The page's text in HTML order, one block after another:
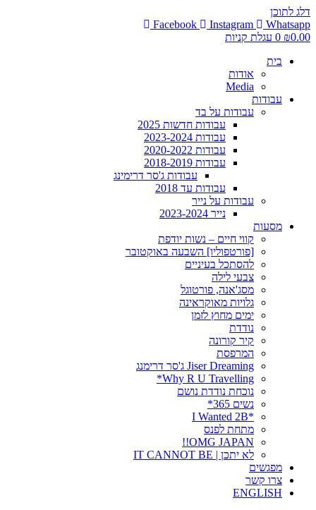
דלג לתוכן
Facebook
Instagram
Whatsapp
₪0.00
0 עגלת קניות
בית
אודות
Media
עבודות
עבודות על בד
עבודות חדשות 2025
עבודות 2023-2024
עבודות 2020-2022
עבודות 2018-2019
עבודות ג'סר דרימינג
עבודות עד 2018
עבודות על נייר
נייר 2023-2024
מסעות
קווי חיים – נשות יודפת
[פורטפוליו] השבעה באוקטובר
להסתכל בעיניים
צבעי לילה
מסג'אנה, פורטוגל
גלויות מאוקראינה
ימים מחוץ לזמן
נודדת
קיר קורונה
המרפסת
Jiser Dreaming ג'סר דרימנג
Why R U Travelling*
נוכחת נודדת נושם
נשים 365*
*I Wanted 2B
מתחת לפנס
OMG JAPAN!!
לא יתכן | IT CANNOT BE
מפגשים
צרו קשר
ENGLISH